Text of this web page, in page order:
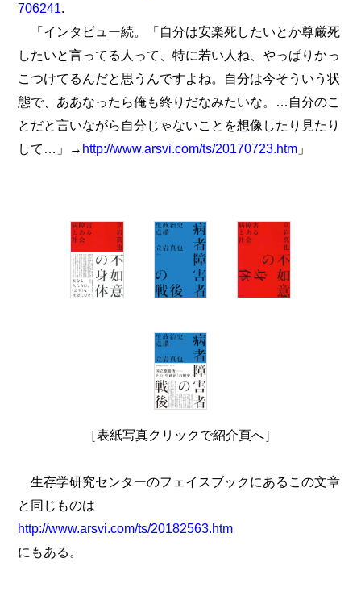
706241.
「インタビュー続。「自分は安楽死したいとか尊厳死
したいと言ってる人って、特に若い人ね、やっぱりかっ
こつけてるんだと思うんですよね。自分は今そういう状
態で、ああなったら俺も終りだなみたいな。…自分のこ
とだと言いながら自分じゃないことを想像したり見たり
して…」→ http://www.arsvi.com/ts/20170723.htm 」
［表紙写真クリックで紹介頁へ］
生存学研究センターのフェイスブックにあるこの文章
と同じものは
http://www.arsvi.com/ts/20182563.htm
にもある。